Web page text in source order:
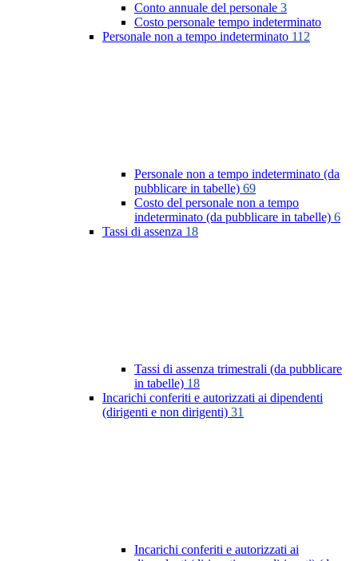
Conto annuale del personale 3
Costo personale tempo indeterminato
Personale non a tempo indeterminato 112
Personale non a tempo indeterminato (da
pubblicare in tabelle) 69
Costo del personale non a tempo
indeterminato (da pubblicare in tabelle) 6
Tassi di assenza 18
Tassi di assenza trimestrali (da pubblicare
in tabelle) 18
Incarichi conferiti e autorizzati ai dipendenti
(dirigenti e non dirigenti) 31
Incarichi conferiti e autorizzati ai